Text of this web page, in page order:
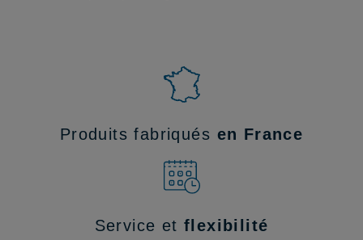
Produits fabriqués en France
Service et flexibilité